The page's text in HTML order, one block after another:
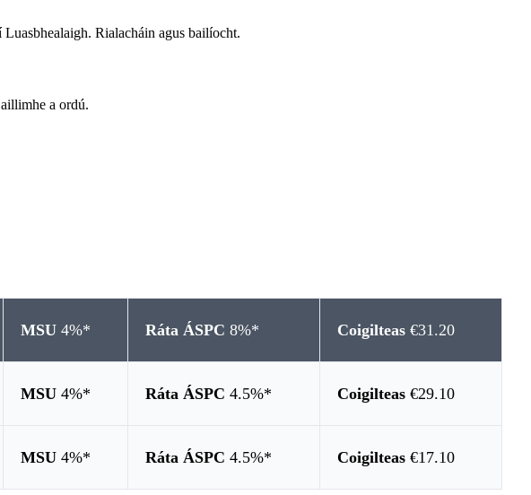
Rialacháin agus bailíocht.
a ordú.
MSU4%* Ráta ÁSPC8%* Coigilteas€31.20
MSU4%* Ráta ÁSPC4.5%* Coigilteas€29.10
MSU4%* Ráta ÁSPC4.5%* Coigilteas€17.10